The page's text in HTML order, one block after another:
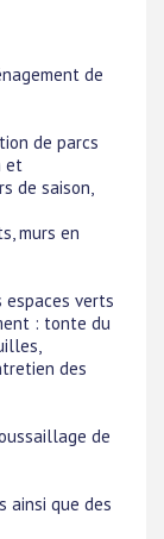
de
de parcs
et
de saison,
murs en
espaces verts
: tonte du
des
de
ainsi que des